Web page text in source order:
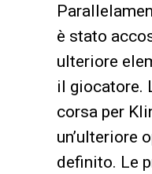
è stato
ulteriore
il giocatore.
corsa per
un’ulteriore
definito. Le